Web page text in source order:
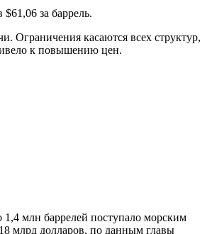
за баррель.
Ограничения касаются всех структур,
к повышению цен.
млн баррелей поступало морским
млрд долларов, по данным главы